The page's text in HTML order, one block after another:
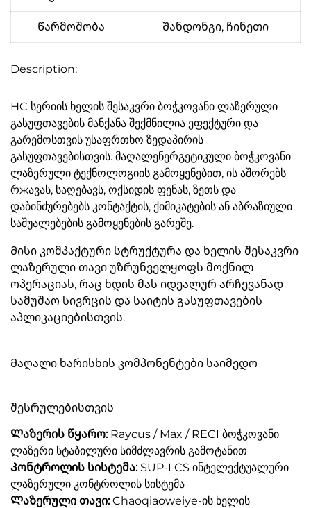
Წარმოშობა Შანდონგი, ჩინეთი
Description:
HC სერიის ხელის შესაკვრი ბოჭკოვანი ლაზერული
გასუფთავების მანქანა შექმნილია ეფექტური და
გარემოსთვის უსაფრთხო ზედაპირის
გასუფთავებისთვის. მაღალენერგეტიკული ბოჭკოვანი
ლაზერული ტექნოლოგიის გამოყენებით, ის აშორებს
რжავას, საღებავს, ოქსიდის ფენას, ზეთს და
დაბინძურებებს კონტაქტის, ქიმიკატების ან აბრაზიული
საშუალებების გამოყენების გარეშე.
Მისი კომპაქტური სტრუქტურა და ხელის შესაკვრი
ლაზერული თავი უზრუნველყოფს მოქნილ
ოპერაციას, რაც ხდის მას იდეალურ არჩევანად
სამუშაო სივრცის და საიტის გასუფთავების
აპლიკაციებისთვის.
Მაღალი ხარისხის კომპონენტები საიმედო
შესრულებისთვის
Ლაზერის წყარო: Raycus / Max / RECI ბოჭკოვანი
ლაზერი სტაბილური სიმძლავრის გამოტანით
Კონტროლის სისტემა: SUP-LCS ინტელექტუალური
ლაზერული კონტროლის სისტემა
Ლაზერული თავი:Chaoqiaoweiye-ის ხელის